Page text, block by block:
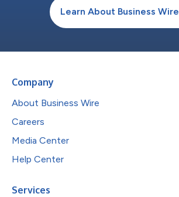
Learn About Business Wire
Company
About Business Wire
Careers
Media Center
Help Center
Services